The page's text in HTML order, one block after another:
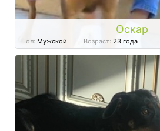
Оскар
Пол: Мужской Возраст: 23 года